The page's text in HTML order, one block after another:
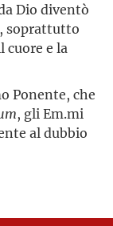
Dio diventò
soprattutto
cuore e la
Ponente, che
, gli Em.mi
al dubbio